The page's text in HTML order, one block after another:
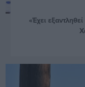
«Έχει